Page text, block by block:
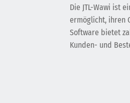
Die JTL-Wawi ist
ermöglicht, ihren
Software bietet
Kunden- und